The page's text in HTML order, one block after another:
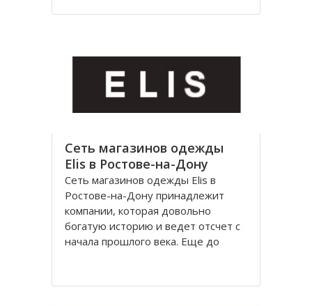
(Ростовской области) и
Сеть магазинов одежды
Elis в Ростове-на-Дону
Сеть магазинов одежды Elis в
Ростове-на-Дону принадлежит
компании, которая довольно
богатую историю и ведет отсчет с
начала прошлого века. Еще до
швейная фабрика «Стелла»,